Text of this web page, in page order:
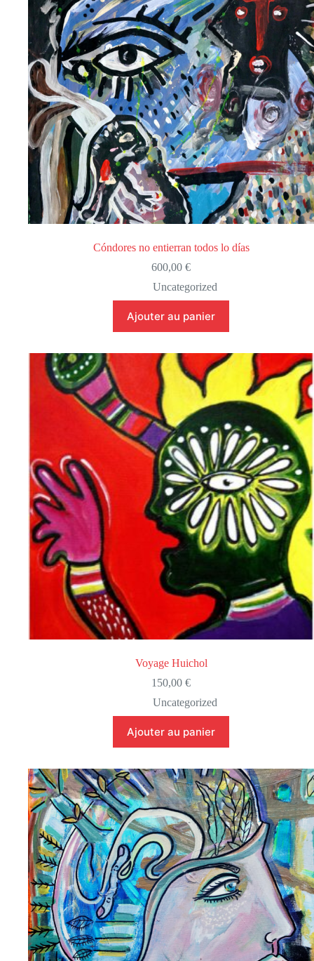
Cóndores no entierran todos lo días
600,00 €
Uncategorized
Ajouter au panier
Voyage Huichol
150,00 €
Uncategorized
Ajouter au panier